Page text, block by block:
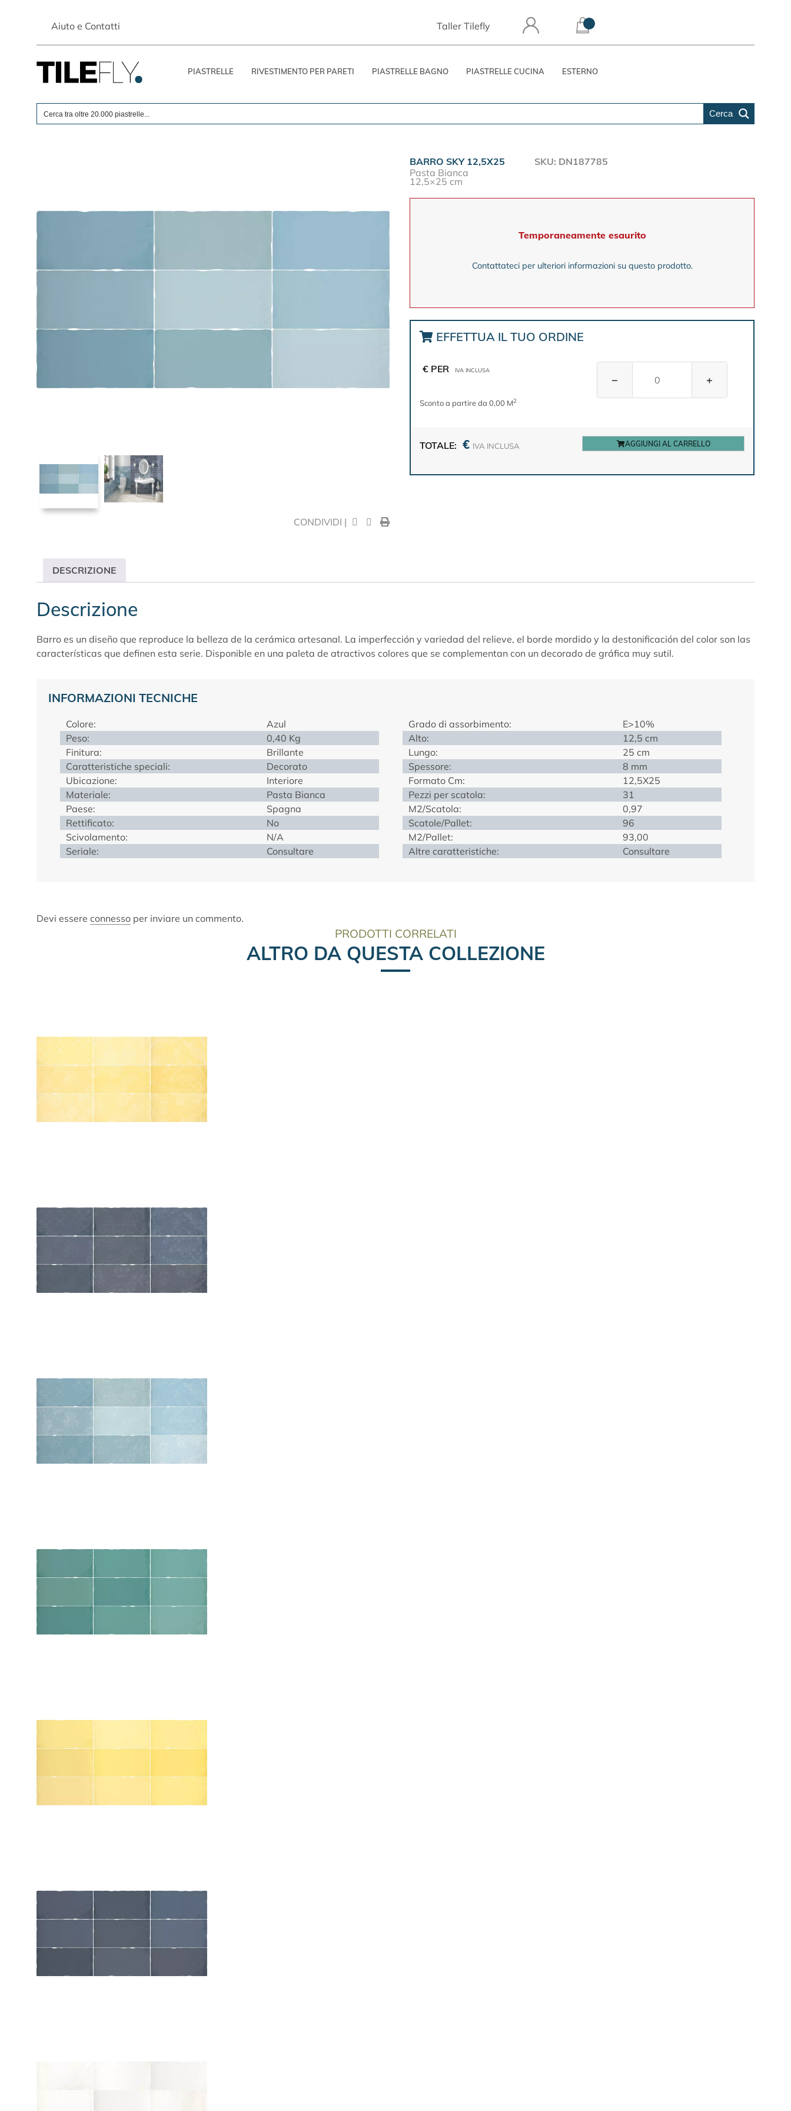
Aiuto e Contatti Taller Tilefly
PIASTRELLE RIVESTIMENTO PER PARETI PIASTRELLE BAGNO PIASTRELLE CUCINA ESTERNO
Cerca
CONDIVIDI |
BARRO SKY 12,5X25
SKU: DN187785
Pasta Bianca
12,5×25 cm
Temporaneamente esaurito
Contattateci per ulteriori informazioni su questo prodotto.
EFFETTUA IL TUO ORDINE
€ PER IVA INCLUSA
Sconto a partire da 0,00 M2
− +
TOTALE: € IVA INCLUSA AGGIUNGI AL CARRELLO
DESCRIZIONE
Descrizione
Barro es un diseño que reproduce la belleza de la cerámica artesanal. La imperfección y variedad del relieve, el borde mordido y la destonificación del color son las
características que definen esta serie. Disponible en una paleta de atractivos colores que se complementan con un decorado de gráfica muy sutil.
INFORMAZIONI TECNICHE
Colore:
Azul
Peso:
0,40 Kg
Finitura:
Brillante
Caratteristiche speciali:
Decorato
Ubicazione:
Interiore
Materiale:
Pasta Bianca
Paese:
Spagna
Rettificato:
No
Scivolamento:
N/A
Seriale:
Consultare
Grado di assorbimento:
E>10%
Alto:
12,5 cm
Lungo:
25 cm
Spessore:
8 mm
Formato Cm:
12,5X25
Pezzi per scatola:
31
M2/Scatola:
0,97
Scatole/Pallet:
96
M2/Pallet:
93,00
Altre caratteristiche:
Consultare
Devi essere connesso per inviare un commento.
PRODOTTI CORRELATI
ALTRO DA QUESTA COLLEZIONE